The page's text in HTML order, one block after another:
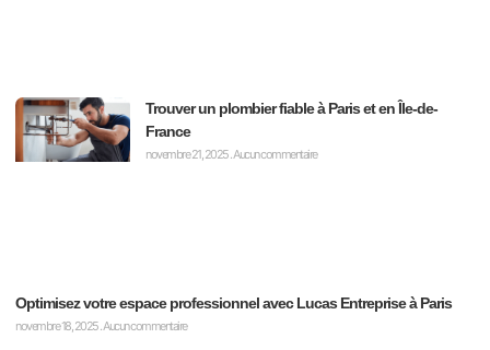
Trouver un plombier fiable à Paris et en Île-de-
France
novembre 21, 2025 Aucun commentaire
Optimisez votre espace professionnel avec Lucas Entreprise à Paris
novembre 18, 2025Aucun commentaire